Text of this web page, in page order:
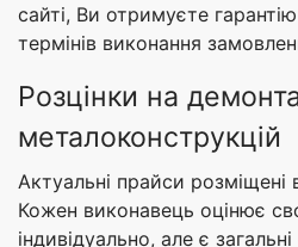
сайті, Ви отримуєте
термінів виконання
Розцінки на
металоконструкцій
Актуальні прайси розміщені
Кожен виконавець оцінює
індивідуально, але є